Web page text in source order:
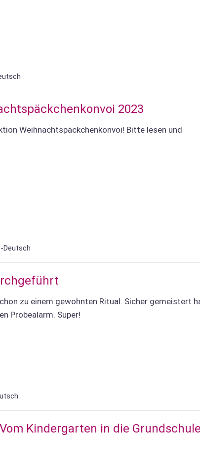
2023
Weihnachtspäckchenkonvoi! Bitte lesen und
Deutsch
zu einem gewohnten Ritual. Sicher gemeistert
Probealarm. Super!
Kindergarten in die